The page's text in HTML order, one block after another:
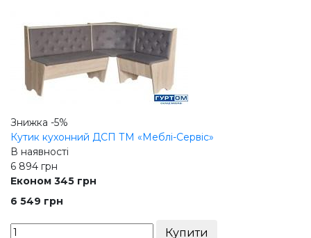
Знижка -5%
Кутик кухонний ДСП ТМ «Меблі-Сервіс»
В наявності
6 894 грн
Економ 345 грн
6 549 грн